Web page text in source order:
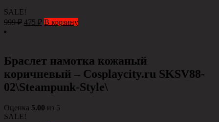
SALE!
999₽ 475 ₽ В корзину
Браслет намотка кожаный
коричневый – Сosplaycity.ru SKSV88-
02\Steampunk-Style\
Оценка 5.00 из 5
SALE!